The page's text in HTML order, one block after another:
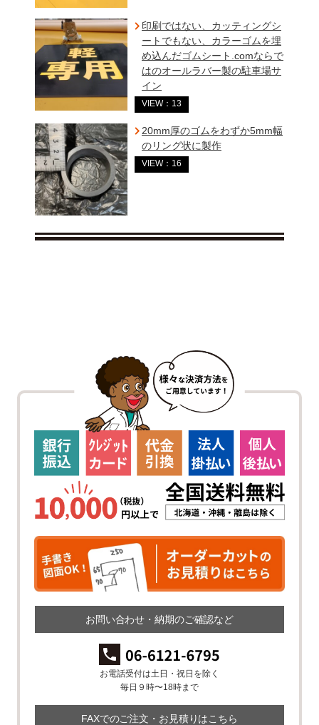
印刷ではない、カッティングシ
ートでもない、カラーゴムを埋
め込んだゴムシート.comならで
はのオールラバー製の駐車場サ
イン
VIEW：13
20mm厚のゴムをわずか5mm幅
のリング状に製作
VIEW：16
お問い合わせ・納期のご確認など
お電話受付は土日・祝日を除く
毎日９時〜18時まで
FAXでのご注文・お見積りはこちら